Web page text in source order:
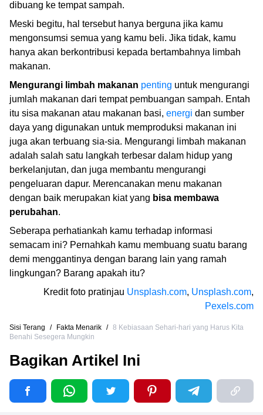
dibuang ke tempat sampah.
Meski begitu, hal tersebut hanya berguna jika kamu
mengonsumsi semua yang kamu beli. Jika tidak, kamu
hanya akan berkontribusi kepada bertambahnya limbah
makanan.
Mengurangi limbah makanan penting untuk mengurangi
jumlah makanan dari tempat pembuangan sampah. Entah
itu sisa makanan atau makanan basi, energi dan sumber
daya yang digunakan untuk memproduksi makanan ini
juga akan terbuang sia-sia. Mengurangi limbah makanan
adalah salah satu langkah terbesar dalam hidup yang
berkelanjutan, dan juga membantu mengurangi
pengeluaran dapur. Merencanakan menu makanan
dengan baik merupakan kiat yang bisa membawa
perubahan.
Seberapa perhatiankah kamu terhadap informasi
semacam ini? Pernahkah kamu membuang suatu barang
demi menggantinya dengan barang lain yang ramah
lingkungan? Barang apakah itu?
Kredit foto pratinjau Unsplash.com, Unsplash.com,
Pexels.com
Sisi Terang / Fakta Menarik / 8 Kebiasaan Sehari-hari yang Harus Kita
Benahi Sesegera Mungkin
Bagikan Artikel Ini